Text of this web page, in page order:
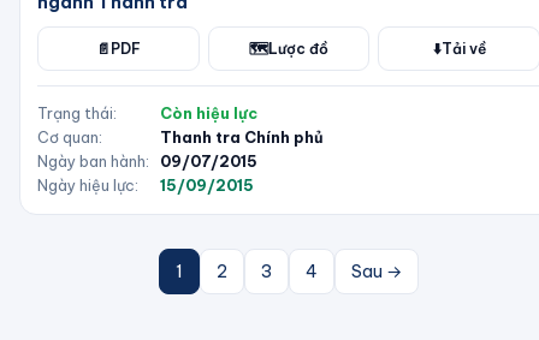
📄 PDF 🗺️Lược đồ ⬇️Tải về
Trạng thái:
Còn hiệu lực
Cơ quan:
Thanh tra Chính phủ
Ngày ban hành:
09/07/2015
Ngày hiệu lực:
15/09/2015
1 2 3 4 Sau →